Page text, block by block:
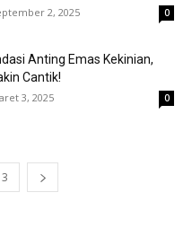
2, 2025 0
Anting Emas Kekinian,
Cantik!
3, 2025 0
3